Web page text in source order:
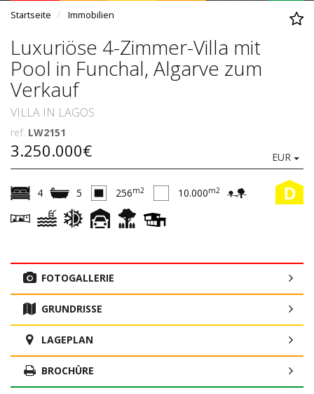
Startseite Immobilien
Luxuriöse 4-Zimmer-Villa mit
Pool in Funchal, Algarve zum
Verkauf
VILLA IN LAGOS
ref. LW2151
3.250.000€ EUR
D
4 5 256m2 10.000m2
FOTOGALLERIE
GRUNDRISSE
LAGEPLAN
BROCHÜRE